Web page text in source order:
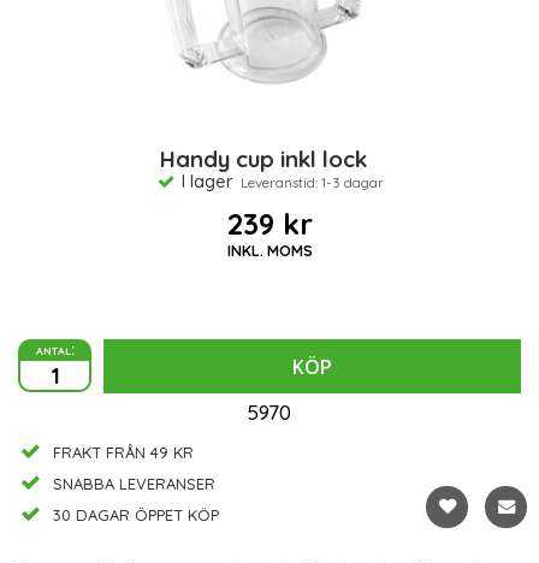
Handy cup inkl lock
I lager Leveranstid: 1-3 dagar
239 kr
INKL. MOMS
antal:
KÖP
5970
FRAKT FRÅN 49 KR
SNABBA LEVERANSER
30 DAGAR ÖPPET KÖP